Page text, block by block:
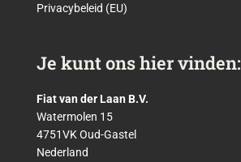
Privacybeleid (EU)
Je kunt ons hier vinden:
Fiat van der Laan B.V.
Watermolen 15
4751VK Oud-Gastel
Nederland